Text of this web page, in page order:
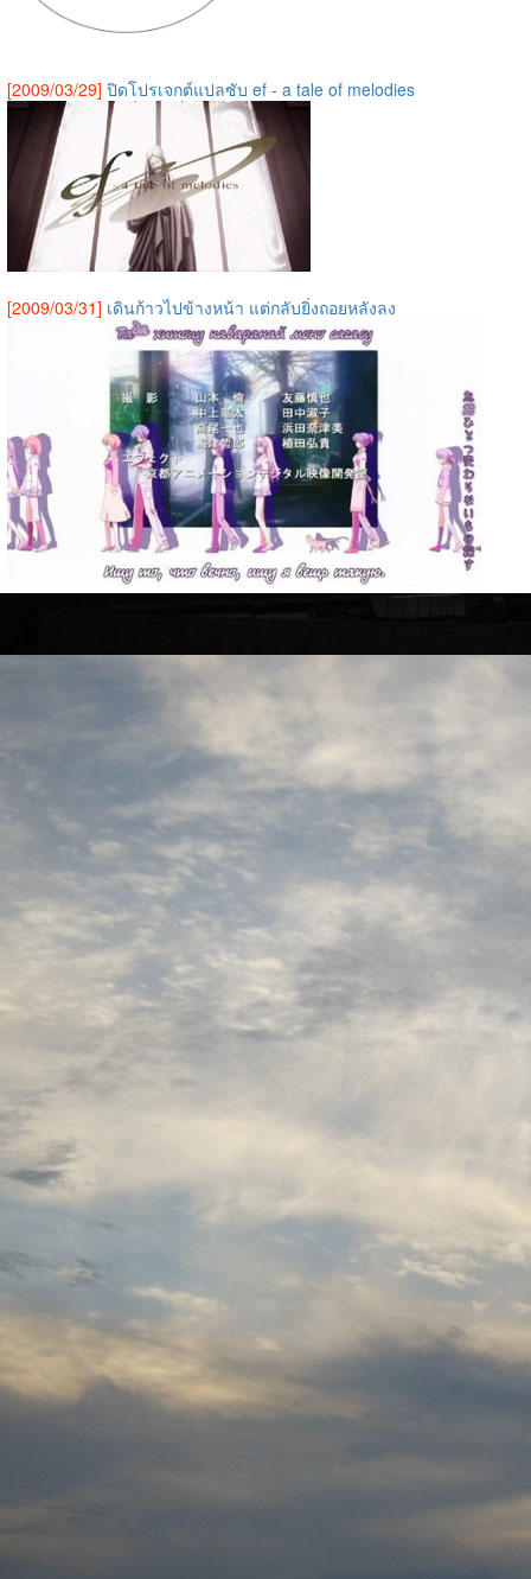
[2009/03/29] ปิดโปรเจกต์แปลซับ ef - a tale of melodies
[2009/03/31] เดินก้าวไปข้างหน้า แต่กลับยิ่งถอยหลังลง